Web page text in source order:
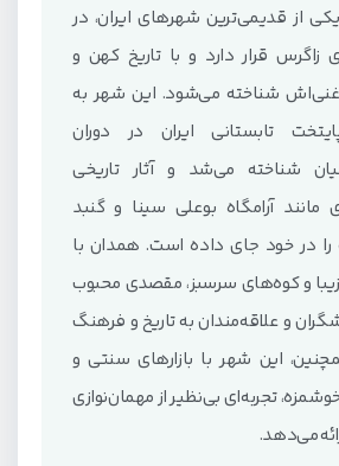
از قدیمی‌ترین شهرهای ایران، در
زاگرس قرار دارد و با تاریخ کهن و
شناخته می‌شود. این شهر به
تابستانی ایران در دوران
شناخته می‌شد و آثار تاریخی
مانند آرامگاه بوعلی سینا و گنبد
را در خود جای داده است. همدان با
و کوه‌های سرسبز، مقصدی محبوب
و علاقه‌مندان به تاریخ و فرهنگ
این شهر با بازارهای سنتی و
تجربه‌ای بی‌نظیر از مهمان‌نوازی
می‌دهد.